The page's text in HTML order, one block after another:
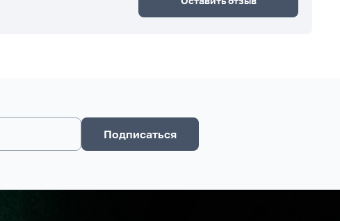
Подписаться